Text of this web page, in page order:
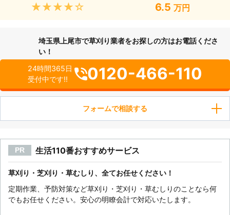
★★★★★ 6.5 万円
埼玉県上尾市で草刈り業者をお探しの方はお電話くださ
い！
24時間365日
受付中です!!
0120-466-110
フォームで相談する
PR 生活110番おすすめサービス
草刈り・芝刈り・草むしり、全てお任せください！
定期作業、予防対策など草刈り・芝刈り・草むしりのことなら何
でもお任せください。安心の明瞭会計で対応いたします。